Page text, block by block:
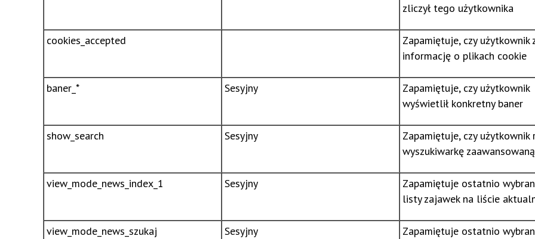
zliczył tego użytkownika
cookies_accepted
Zapamiętuje, czy użytkownik
informację o plikach cookie
baner_* Sesyjny
Zapamiętuje, czy użytkownik
wyświetlił konkretny baner
show_search Sesyjny
Zapamiętuje, czy użytkownik
wyszukiwarkę zaawansowaną
view_mode_news_index_1 Sesyjny
Zapamiętuje ostatnio
listy zajawek na liście
view_mode_news_szukaj Sesyjny
Zapamiętuje ostatnio